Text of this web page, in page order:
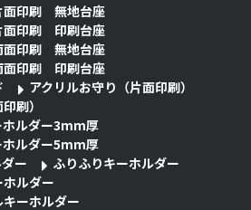
面印刷 無地台座
面印刷 印刷台座
面印刷 無地台座
面印刷 印刷台座
アクリルお守り（片面印刷）
刷）
ホルダー3mm厚
ホルダー5mm厚
ー
ふりふりキーホルダー
ルダー
ーホルダー